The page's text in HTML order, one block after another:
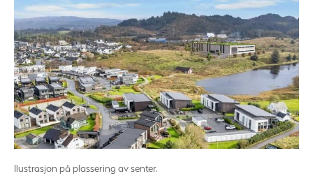
Ilustrasjon på plassering av senter.